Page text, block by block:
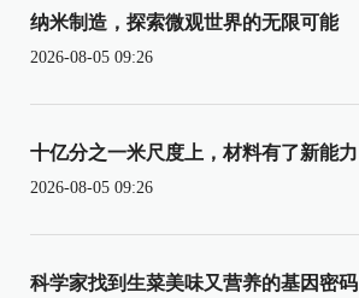
纳米制造，探索微观世界的无限可能
2026-08-05 09:26
十亿分之一米尺度上，材料有了新能力
2026-08-05 09:26
科学家找到生菜美味又营养的基因密码